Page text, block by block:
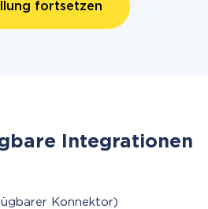
fortsetzen
Integrationen
Konnektor)